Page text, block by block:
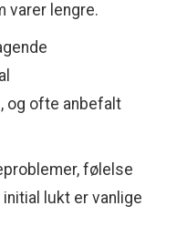
varer lengre.
og ofte anbefalt
følelse
lukt er vanlige